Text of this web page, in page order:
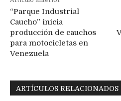
“Parque Industrial
Caucho” inicia
producción de cauchos
para motocicletas en
Venezuela
ARTÍCULOS RELACIONADOS